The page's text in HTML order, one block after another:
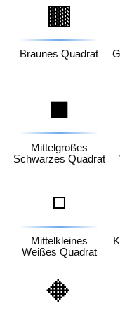
🟫
Braunes Quadrat
◼️
Mittelgroßes
Schwarzes Quadrat
◽
Mittelkleines
Weißes Quadrat
🔶